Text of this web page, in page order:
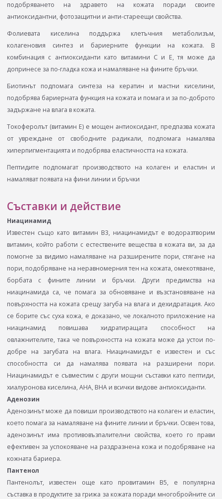
подобряването на здравето на кожата поради своите
антиоксидантни, фотозащитни и анти-стареещи свойства.
Фолиевата киселина поддържа клетъчния метаболизъм,
колагеновия синтез и бариерните функции на кожата. В
комбинация с антиоксиданти като витамини C и E, тя може да
допринесе за по-гладка кожа и намаляване на фините бръчки.
Биотинът подпомага синтеза на кератин и мастни киселини,
подобрява бариерната функция на кожата и помага и за по-доброто
задържане на влага в кожата.
Токоферолът (витамин Е) e мощен антиоксидант, предпазва кожата
от увреждане от свободните радикали, подпомага намалява
хиперпигментацията и подобрява еластичността на кожата.
Пептидите подпомагат производството на колаген и еластин и
намаляват появата на фини линии и бръчки
Съставки и действие
Ниацинамид
Известен също като витамин В3, ниацинамидът е водоразтворим
витамин, който работи с естествените вещества в кожата ви, за да
помогне за видимо намаляване на разширените пори, стягане на
пори, подобряване на неравномерния тен на кожата, омекотяване,
борбата с фините линии и бръчки. Други предимства на
ниацинамида са, че помага за обновяване и възстановяване на
повърхността на кожата срещу загуба на влага и дехидратация. Ако
се борите със суха кожа, е доказано, че локалното приложение на
ниацинамид повишава хидратиращата способност на
овлажнителите, така че повърхността на кожата може да устои по-
добре на загубата на влага. Ниацинамидът е известен и със
способността си да намалява появата на разширени пори.
Ниацинамидът е съвместим с други мощни съставки като пептиди,
хиалуронова киселина, AHA, BHA и всички видове антиоксиданти.
Аденозин
Аденозинът може да повиши производството на колаген и еластин,
което помага за намаляване на фините линии и бръчки. Освен това,
аденозинът има противовъзпалителни свойства, което го прави
ефективен за успокояване на раздразнена кожа и подобряване на
кожната бариера.
Пантенол
Пантенолът, известен още като провитамин В5, е популярна
съставка в продуктите за грижа за кожата поради многобройните си